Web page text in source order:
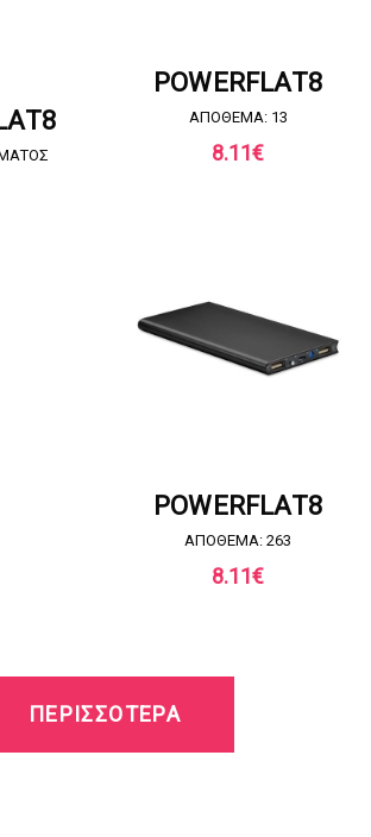
POWERFLAT8
ΑΠΟΘΕΜΑ: 13
8.11€
POWERFLAT8
ΑΠΟΘΕΜΑ: 263
8.11€
ΠΕΡΙΣΣΟΤΕΡΑ